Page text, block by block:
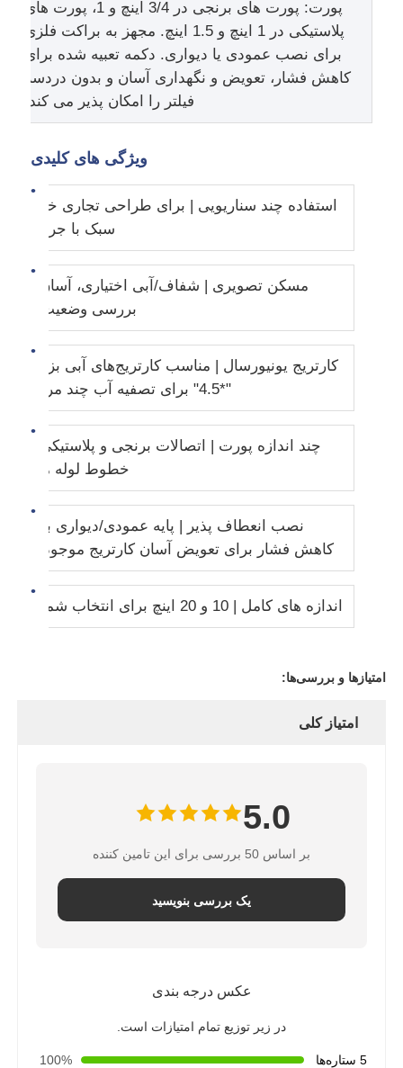
مخزن تحت فشار FRP
شیر کنترل فیلتر
شیر برقی
فشار سنج
پورت: پورت های برنجی در 3/4 اینچ و 1، پورت های
پلاستیکی در 1 اینچ و 1.5 اینچ. مجهز به براکت فلزی
برای نصب عمودی یا دیواری. دکمه تعبیه شده برای
کاهش فشار، تعویض و نگهداری آسان و بدون دردسر
فیلتر را امکان پذیر می کند.
ویژگی های کلیدی
استفاده چند سناریویی | برای طراحی تجاری خانگی و
سبک با جریان بالا
مسکن تصویری | شفاف/آبی اختیاری، آسان برای
بررسی وضعیت فیلتر
"*4.5" برای تصفیه آب چند مرحله‌ای
چند اندازه پورت | اتصالات برنجی و پلاستیکی برای
خطوط لوله مختلف
نصب انعطاف پذیر | پایه عمودی/دیواری با دکمه
کاهش فشار برای تعویض آسان کارتریج موجود است
اندازه های کامل | 10 و 20 اینچ برای انتخاب شما
امتیازها و بررسی‌ها:
امتیاز کلی
5.0
بر اساس 50 بررسی برای این تامین کننده
یک بررسی بنویسید
عکس درجه بندی
در زیر توزیع تمام امتیازات است.
5 ستاره‌ها
100%